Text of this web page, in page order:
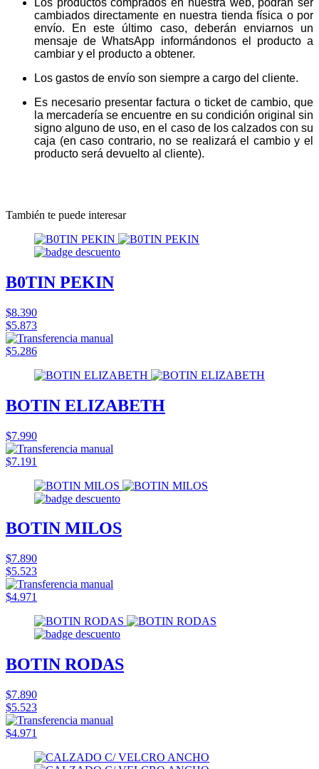
cambiados directamente en nuestra tienda física o por
envío. En este último caso, deberán enviarnos un
mensaje de WhatsApp informándonos el producto a
cambiar y el producto a obtener.
Los gastos de envío son siempre a cargo del cliente.
Es necesario presentar factura o ticket de cambio, que
la mercadería se encuentre en su condición original sin
signo alguno de uso, en el caso de los calzados con su
caja (en caso contrario, no se realizará el cambio y el
producto será devuelto al cliente).
También te puede interesar
B0TIN PEKIN
$8.390
$5.873
$5.286
BOTIN ELIZABETH
$7.990
$7.191
BOTIN MILOS
$7.890
$5.523
$4.971
BOTIN RODAS
$7.890
$5.523
$4.971